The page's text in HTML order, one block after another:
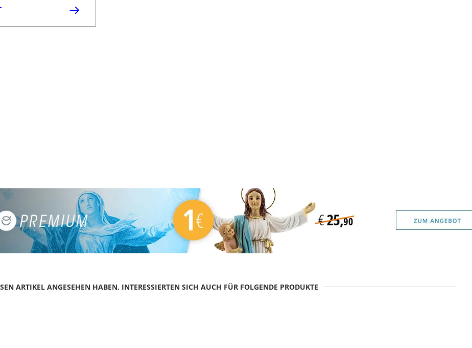
ARTIKEL ANGESEHEN HABEN, INTERESSIERTEN SICH AUCH FÜR FOLGENDE PRODUKTE